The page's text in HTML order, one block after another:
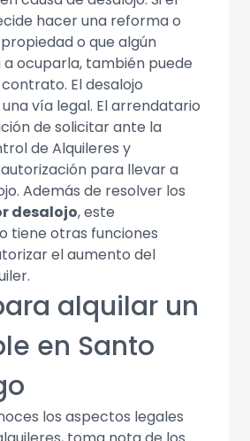
hacer una reforma o
o que algún
ocuparla, también puede
El desalojo
vía legal. El arrendatario
de solicitar ante la
de Alquileres y
para llevar a
Además de resolver los
desalojo, este
tiene otras funciones
el aumento del
alquilar un
en Santo
los aspectos legales